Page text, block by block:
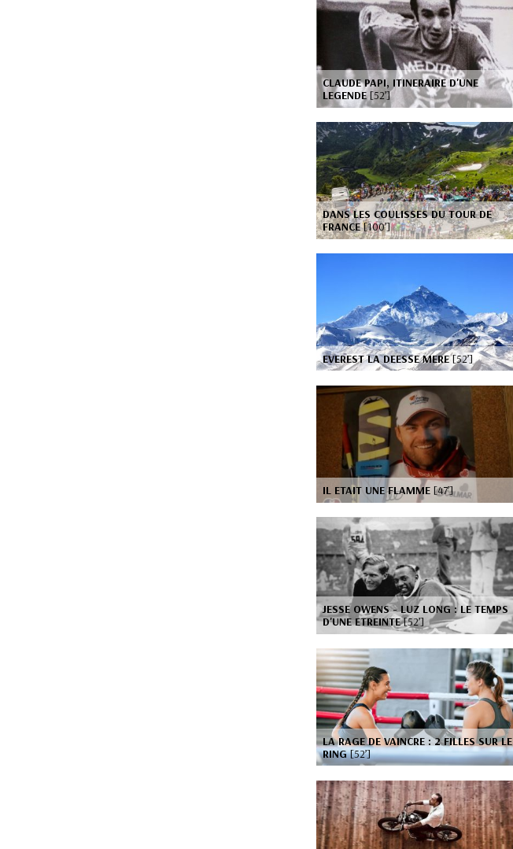
CLAUDE PAPI, ITINERAIRE D'UNE
LEGENDE[52’]
DANS LES COULISSES DU TOUR DE
FRANCE[100’]
EVEREST LA DEESSE MERE[52’]
IL ETAIT UNE FLAMME [47’]
JESSE OWENS - LUZ LONG : LE TEMPS
D'UNE ETREINTE[52’]
LA RAGE DE VAINCRE : 2 FILLES SUR LE
RING[52’]